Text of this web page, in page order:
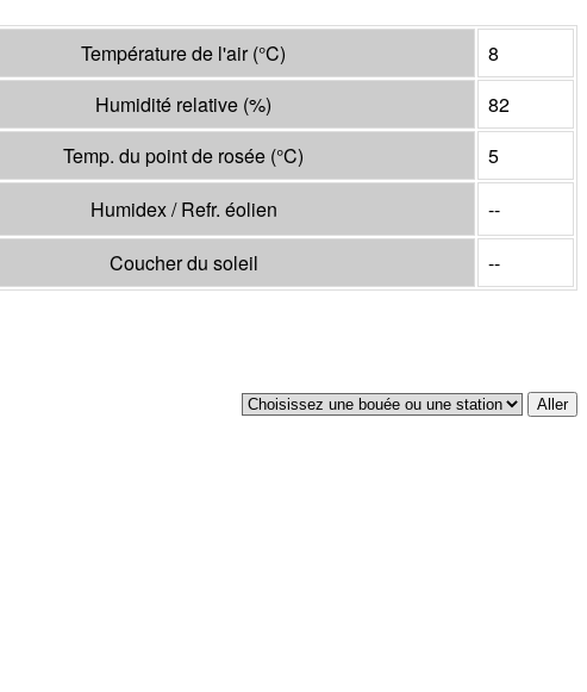
Température de l'air(°C)
8
Humidité relative (%)
82
Temp. du point de rosée (°C)
5
Humidex / Refr. éolien
--
Coucher du soleil --